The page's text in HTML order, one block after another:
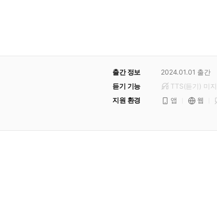
출간 정보 2024.01.01 출간
듣기 기능
TTS(듣기) 미
지원 환경
앱 웹